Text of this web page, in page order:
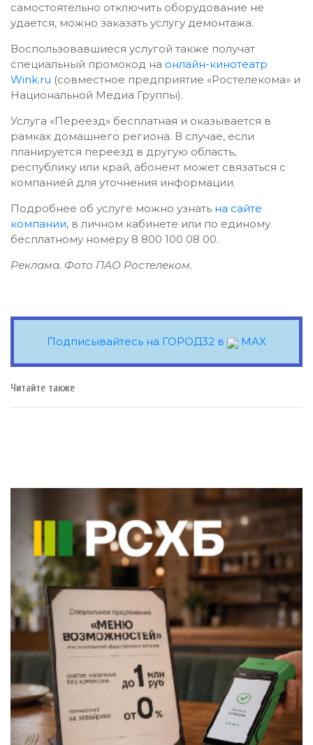
самостоятельно отключить оборудование не
удается, можно заказать услугу демонтажа.
Воспользовавшиеся услугой также получат
специальный промокод на онлайн-кинотеатр
Wink.ru (совместное предприятие «Ростелекома» и
Национальной Медиа Группы).
Услуга «Переезд» бесплатная и оказывается в
рамках домашнего региона. В случае, если
планируется переезд в другую область,
республику или край, абонент может связаться с
компанией для уточнения информации.
Подробнее об услуге можно узнать на сайте
компании, в личном кабинете или по единому
бесплатному номеру 8 800 100 08 00.
Реклама. Фото ПАО Ростелеком.
Подписывайтесь на ГОРОД32 в MAX
Читайте также